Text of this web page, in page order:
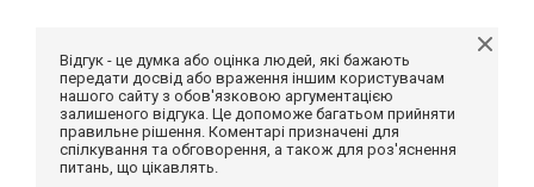
Відгук - це думка або оцінка людей, які бажають
передати досвід або враження іншим користувачам
нашого сайту з обов'язковою аргументацією
залишеного відгука. Це допоможе багатьом прийняти
правильне рішення. Коментарі призначені для
спілкування та обговорення, а також для роз'яснення
питань, що цікавлять.